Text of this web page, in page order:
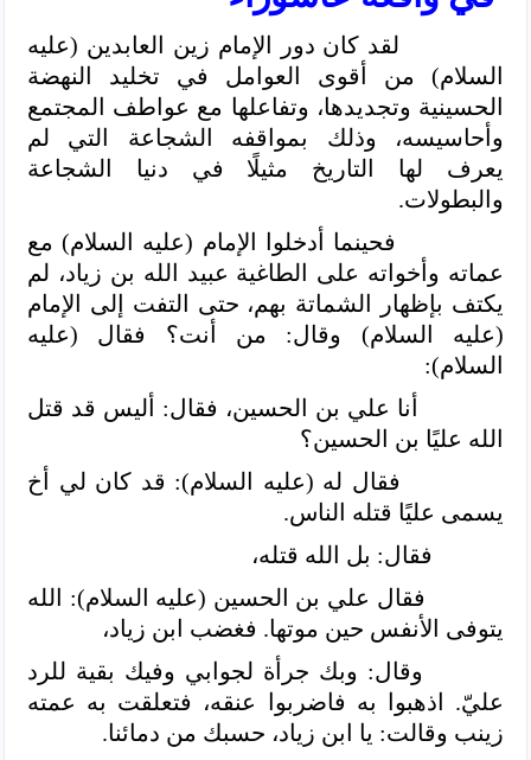
لقد كان دور الإمام زين العابدين (عليه
السلام) من أقوى العوامل في تخليد النهضة
الحسينية وتجديدها، وتفاعلها مع عواطف المجتمع
وأحاسيسه، وذلك بمواقفه الشجاعة التي لم
يعرف لها التاريخ مثيلًا في دنيا الشجاعة
والبطولات.
فحينما أدخلوا الإمام (عليه السلام) مع
عماته وأخواته على الطاغية عبيد الله بن زياد، لم
يكتف بإظهار الشماتة بهم، حتى التفت إلى الإمام
(عليه السلام) وقال: من أنت؟ فقال (عليه
السلام):
أنا علي بن الحسين، فقال: أليس قد قتل
الله عليًا بن الحسين؟
فقال له (عليه السلام): قد كان لي أخ
يسمى عليًا قتله الناس.
فقال: بل الله قتله،
فقال علي بن الحسين (عليه السلام): الله
يتوفى الأنفس حين موتها. فغضب ابن زياد،
وقال: وبك جرأة لجوابي وفيك بقية للرد
عليّ. اذهبوا به فاضربوا عنقه، فتعلقت به عمته
زينب وقالت: يا ابن زياد، حسبك من دمائنا.